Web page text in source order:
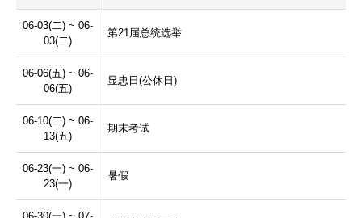
06-03(二) ~ 06-
03(二)
第21届总统选举
06-06(五) ~ 06-
06(五)
显忠日(公休日)
06-10(二) ~ 06-
13(五)
期末考试
06-23(一) ~ 06-
23(一)
暑假